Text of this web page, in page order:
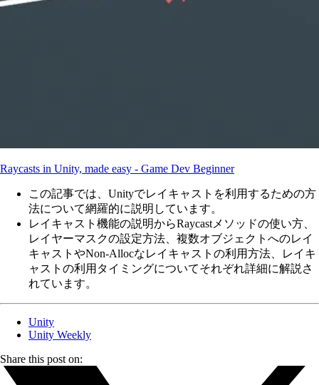
Raycasts in Unity, made easy - Game Dev Beginner
この記事では、Unityでレイキャストを利用するための方
法について網羅的に説明しています。
レイキャスト機能の説明からRaycastメソッドの使い方、
レイヤーマスクの設定方法、複数オブジェクトへのレイ
キャストやNon-Allocなレイキャストの利用方法、レイキ
ャストの利用タイミングについてそれぞれ詳細に解説さ
れています。
Unity
Unity Weekly
Share this post on: